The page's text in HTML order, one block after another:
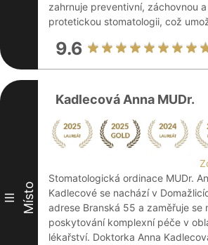
zahrnuje preventivní, záchovnou a
protetickou stomatologii, což
9.6
III Místo
Kadlecová Anna MUDr.
Stomatologická ordinace MUDr.
Kadlecové se nachází v
adrese Branská 55 a zaměřuje se
poskytování komplexní péče v
lékařství. Doktorka Anna